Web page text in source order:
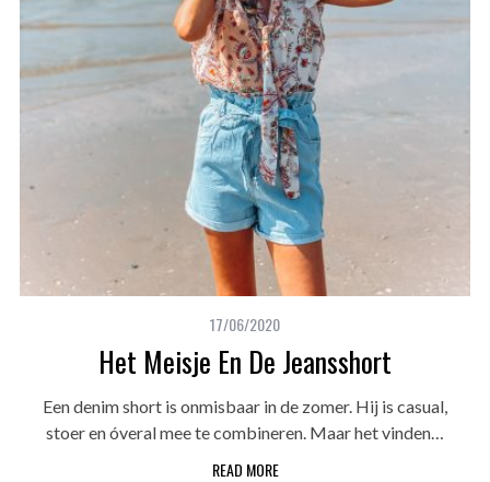
17/06/2020
Het Meisje En De Jeansshort
Een denim short is onmisbaar in de zomer. Hij is casual,
stoer en óveral mee te combineren. Maar het vinden…
READ MORE